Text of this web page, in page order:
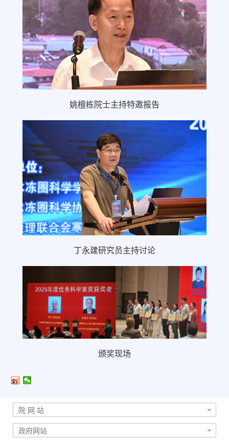
姚檀栋院士主持特邀报告
丁永建研究员主持讨论
颁奖现场